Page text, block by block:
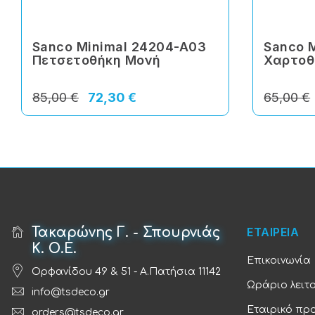
Sanco Minimal 24204-A03
Πετσετοθήκη Μονή
72,30 €
85,00 €
Sanco
65,00 €
Τακαρώνης Γ. - Σπουρνιάς
Κ. Ο.Ε.
Ορφανίδου 49 & 51 - Α.Πατήσια 11142
info@tsdeco.gr
orders@tsdeco.gr
ΕΤΑΙΡΕΙΑ
Επικοινωνία
Ωράριο
Εταιρικό